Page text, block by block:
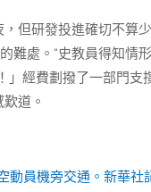
但研發投進確切不算
難處。“史教員得知情形
」經費劃撥了一部門支
道。
動員機旁交通。新華社